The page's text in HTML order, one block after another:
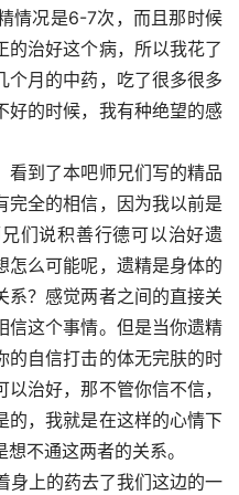
情况是6-7次，而且那时候
的治好这个病，所以我花了
个月的中药，吃了很多很多
好的时候，我有种绝望的感
看到了本吧师兄们写的精品
完全的相信，因为我以前是
们说积善行德可以治好遗
怎么可能呢，遗精是身体的
系？感觉两者之间的直接关
信这个事情。但是当你遗精
的自信打击的体无完肤的时
治好，那不管你信不信，
的，我就是在这样的心情下
不通这两者的关系。
身上的药去了我们这边的一